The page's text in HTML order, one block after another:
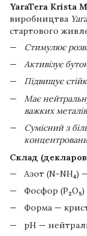
YaraTera Krista
виробництва
стартового
Стимулює
Активізує
Підвищує
Має
важких металів
Сумісний з
Склад
Азот (N-NH₄)
Фосфор
Форма —
pH —